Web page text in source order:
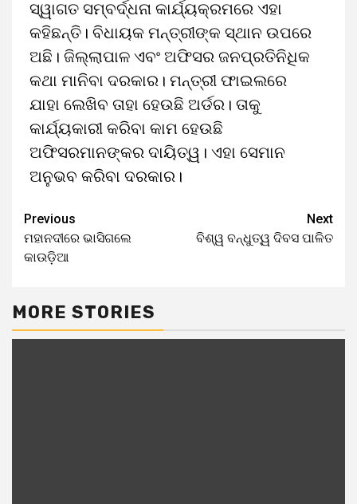
ସ୍ୱାଗତ ସମ୍ବର୍ଦ୍ଧନା କାର୍ଯ୍ୟକ୍ରମରେ ଏହା
କହିଛନ୍ତି। ବିଧାୟକ ମନ୍ତ୍ରୀଙ୍କ ସ୍ଥାନ ଉପରେ
ଅଛି। ଜିଲ୍ଲାପାଳ ଏବଂ ଅଫିସର ଜନପ୍ରତିନିଧିକ
କଥା ମାନିବା ଦରକାର। ମନ୍ତ୍ରୀ ଫାଇଲରେ
ଯାହା ଲେଖିବ ତାହା ହେଉଛି ଅର୍ଡର। ତାକୁ
କାର୍ଯ୍ୟକାରୀ କରିବା କାମ ହେଉଛି
ଅଫିସରମାନଙ୍କର ଦାୟିତ୍ୱ। ଏହା ସେମାନ
ଅନୁଭବ କରିବା ଦରକାର।
Previous
ମହାନଦୀରେ ଭାସିଗଲେ
କାଉଡ଼ିଆ
Next
ବିଶ୍ୱ ବନ୍ଧୁତ୍ୱ ଦିବସ ପାଳିତ
MORE STORIES